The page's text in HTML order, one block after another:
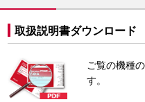
取扱説明書ダウンロード
ご覧の機種
す。